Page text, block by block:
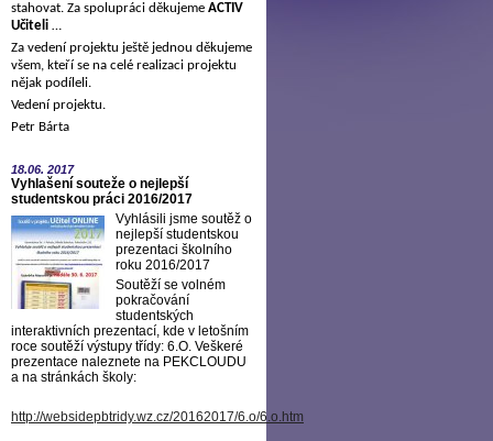
stahovat. Za spolupráci děkujeme ACTIV
Učiteli …
Za vedení projektu ještě jednou děkujeme
všem, kteří se na celé realizaci projektu
nějak podíleli.
Vedení projektu.
Petr Bárta
18.06. 2017
Vyhlašení souteže o nejlepší
studentskou práci 2016/2017
Vyhlásili jsme soutěž o
nejlepší studentskou
prezentaci školního
roku 2016/2017
Soutěží se volném
pokračování
studentských
interaktivních prezentací, kde v letošním
roce soutěží výstupy třídy: 6.O. Veškeré
prezentace naleznete na PEKCLOUDU
a na stránkách školy:
http://websidepbtridy.wz.cz/20162017/6.o/6.o.htm